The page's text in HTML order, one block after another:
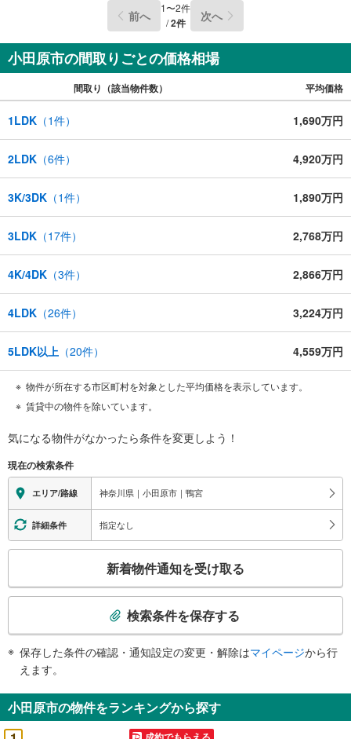
前へ 1〜2件
/2件 次へ
小田原市の間取りごとの価格相場
間取り（該当物件数） 平均価格
1LDK （1件） 1,690万円
2LDK （6件） 4,920万円
3K/3DK （1件） 1,890万円
3LDK （17件） 2,768万円
4K/4DK （3件） 2,866万円
4LDK （26件） 3,224万円
5LDK以上 （20件） 4,559万円
物件が所在する市区町村を対象とした平均価格を表示しています。
賃貸中の物件を除いています。
気になる物件がなかったら条件を変更しよう！
現在の検索条件
エリア/路線 神奈川県｜小田原市｜鴨宮
詳細条件 指定なし
検
知
を
受
新着物件通知を受け取る
検索条件を保存する
保存した条件の確認・通知設定の変更・解除はマイページから行
えます。
小田原市の物件をランキングから探す